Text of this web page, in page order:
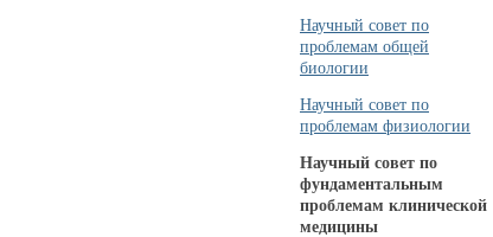
Научный совет по
проблемам общей
биологии
Научный совет по
проблемам физиологии
Научный совет по
фундаментальным
проблемам клинической
медицины